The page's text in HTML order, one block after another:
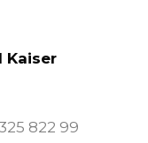
Kaiser
822 99